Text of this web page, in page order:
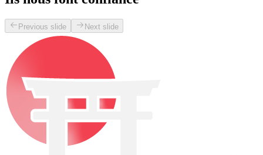
Previous slide Next slide